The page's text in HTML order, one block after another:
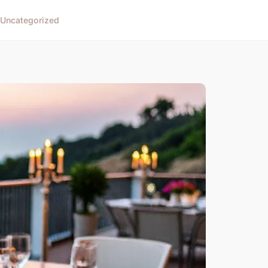
Uncategorized